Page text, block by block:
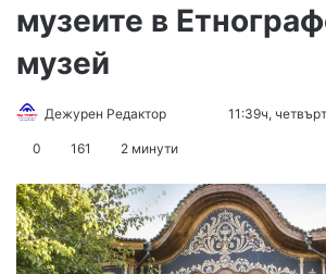
музеите в
музей
Дежурен Редактор
Send11:39ч,
0 161 2 минути